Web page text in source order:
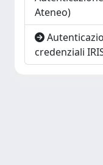
Ateneo)
credenziali